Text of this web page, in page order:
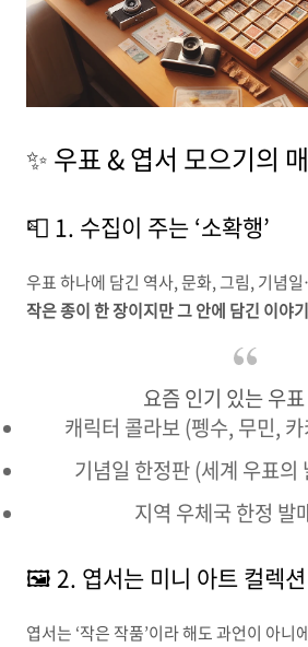
✨ 우표 & 엽서 모으기의
📮 1. 수집이 주는 ‘소확행’
우표 하나에 담긴 역사, 문화, 그림, 기념
작은 종이 한 장이지만 그 안에 담긴 이야
요즘 인기 있는 우
캐릭터 콜라보 (펭수, 무민,
기념일 한정판 (세계 우표의
지역 우체국 한정 발
🖼️ 2. 엽서는 미니 아트 컬렉션
엽서는 ‘작은 작품’이라 해도 과언이 아니